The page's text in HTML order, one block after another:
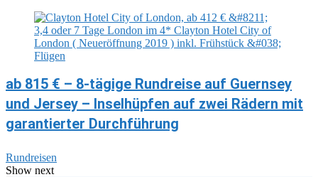
ab 815 € – 8-tägige Rundreise auf Guernsey
und Jersey – Inselhüpfen auf zwei Rädern mit
garantierter Durchführung
Rundreisen
Show next